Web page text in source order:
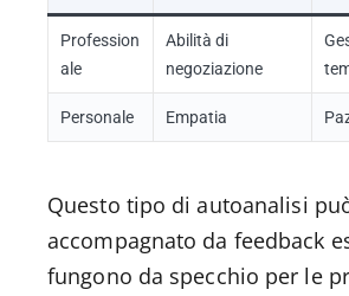
Profession
ale
Abilità di
negoziazione
Personale Empatia
Questo tipo di autoanalisi
accompagnato da feedback
fungono da specchio per le